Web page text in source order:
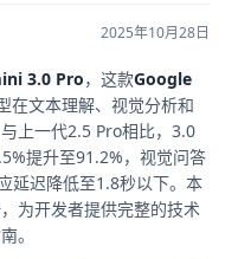
2025年10月28日
3.0 Pro，这款Google
在文本理解、视觉分析和
上一代2.5 Pro相比，3.0
提升至91.2%，视觉问答
延迟降低至1.8秒以下。本
为开发者提供完整的技术
。